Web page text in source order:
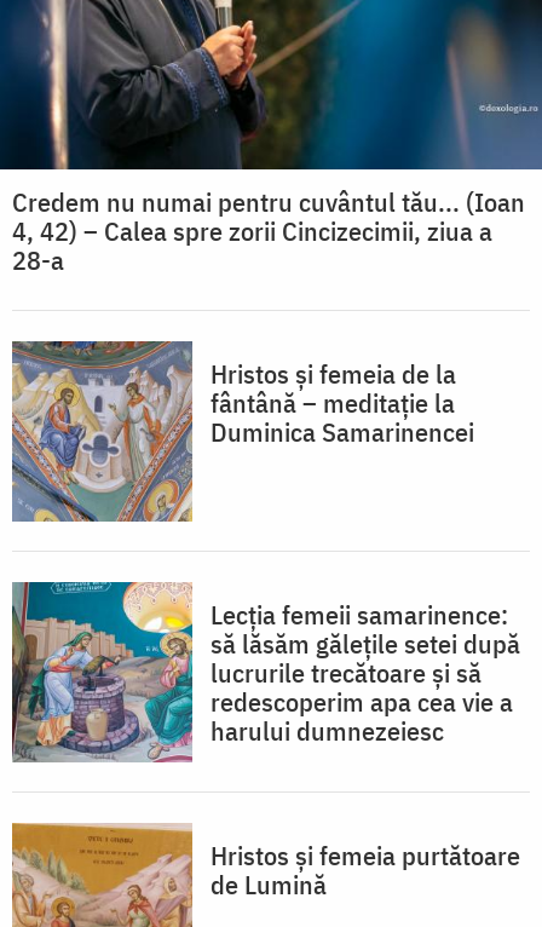
Credem nu numai pentru cuvântul tău... (Ioan
4, 42) – Calea spre zorii Cincizecimii, ziua a
28-a
Hristos și femeia de la
fântână – meditație la
Duminica Samarinencei
Lecția femeii samarinence:
să lăsăm gălețile setei după
lucrurile trecătoare și să
redescoperim apa cea vie a
harului dumnezeiesc
Hristos și femeia purtătoare
de Lumină